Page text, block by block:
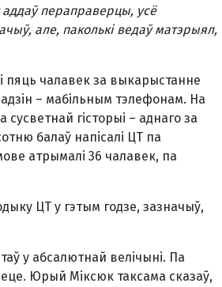
пераправерцы, усё
але, паколькі ведаў матэрыял,
пяць чалавек за выкарыстанне
– мабільным тэлефонам. На
гісторыі – аднаго за
балаў напісалі ЦТ па
атрымалі 36 чалавек, па
ЦТ у гэтым годзе, зазначыў,
у абсалютнай велічыні. Па
Юрый Міксюк таксама сказаў,